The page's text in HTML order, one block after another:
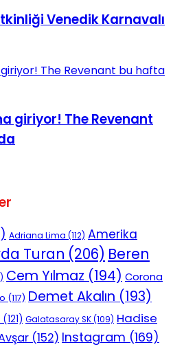
Venedik Karnavalı
giriyor! The Revenant
Adriana Lima (112) Amerika
Turan (206) Beren
Cem Yılmaz (194) Corona
(117) Demet Akalın (193)
(121) Galatasaray SK(109) Hadise
(152) Instagram (169)